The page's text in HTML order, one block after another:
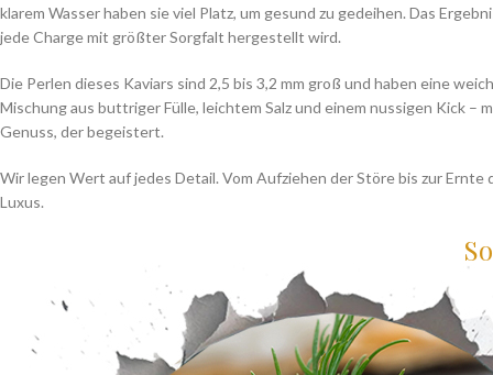
klarem Wasser haben sie viel Platz, um gesund zu gedeihen. Das
jede Charge mit größter Sorgfalt hergestellt wird.
Die Perlen dieses Kaviars sind 2,5 bis 3,2 mm groß und haben eine
Mischung aus buttriger Fülle, leichtem Salz und einem nussigen Kick –
Genuss, der begeistert.
Wir legen Wert auf jedes Detail. Vom Aufziehen der Störe bis zur
Luxus.